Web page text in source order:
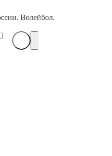
Сборный
Волейбол.